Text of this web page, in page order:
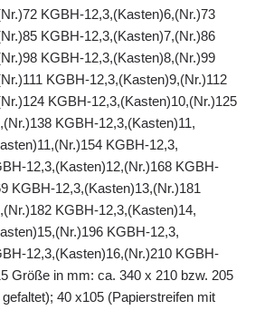
KGBH-12,3,(Kasten)6,(Nr.)73
KGBH-12,3,(Kasten)7,(Nr.)86
KGBH-12,3,(Kasten)8,(Nr.)99
KGBH-12,3,(Kasten)9,(Nr.)112
KGBH-12,3,(Kasten)10,(Nr.)125
KGBH-12,3,(Kasten)11,
KGBH-12,3,
12,3,(Kasten)12,(Nr.)168 KGBH-
KGBH-12,3,(Kasten)13,(Nr.)181
KGBH-12,3,(Kasten)14,
KGBH-12,3,
12,3,(Kasten)16,(Nr.)210 KGBH-
Größe in mm: ca. 340 x 210 bzw. 205
40 x105 (Papierstreifen mit